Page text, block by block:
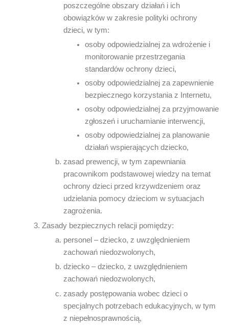
poszczególne obszary działań i ich
obowiązków w zakresie polityki ochrony
dzieci, w tym:
osoby odpowiedzialnej za wdrożenie i
monitorowanie przestrzegania
standardów ochrony dzieci,
osoby odpowiedzialnej za zapewnienie
bezpiecznego korzystania z Internetu,
osoby odpowiedzialnej za przyjmowanie
zgłoszeń i uruchamianie interwencji,
osoby odpowiedzialnej za planowanie
działań wspierających dziecko,
zasad prewencji, w tym zapewniania
pracownikom podstawowej wiedzy na temat
ochrony dzieci przed krzywdzeniem oraz
udzielania pomocy dzieciom w sytuacjach
zagrożenia.
Zasady bezpiecznych relacji pomiędzy:
personel – dziecko, z uwzględnieniem
zachowań niedozwolonych,
dziecko – dziecko, z uwzględnieniem
zachowań niedozwolonych,
zasady postępowania wobec dzieci o
specjalnych potrzebach edukacyjnych, w tym
z niepełnosprawnością,